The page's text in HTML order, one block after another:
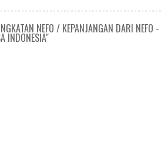
NEFO / KEPANJANGAN DARI NEFO -
INDONESIA"